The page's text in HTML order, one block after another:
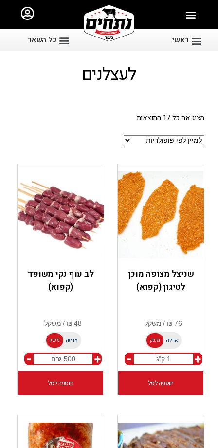
ראשי כל השאר
לעצלנים
מציג את כל 17 התוצאות
שניצל מצופה מוכן
לטיגון (קפוא)
משק
ל
אריזה
+
-
הוספה לסל
לב עוף נקי משופד
(קפוא)
משק
ל
אריזה
+
-
הוספה לסל